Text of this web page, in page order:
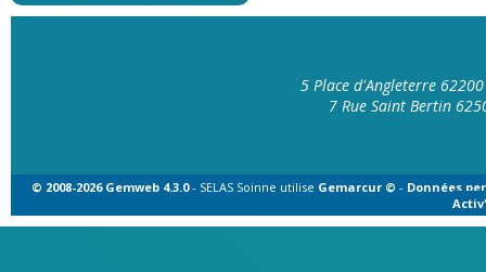
5 Place d'Angleterre
7 Rue Saint Bertin
© 2008-2026 Gemweb 4.3.0- SELAS Soinne utilise Gemarcur © - Données